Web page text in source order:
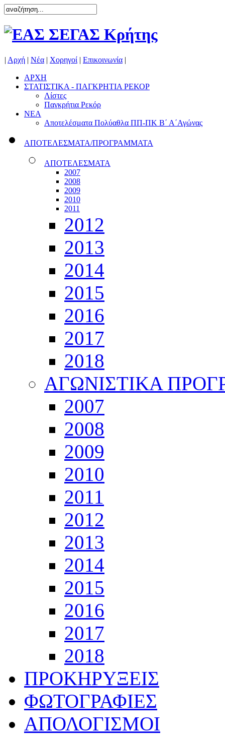
| Αρχή | Νέα | Χορηγοί | Επικοινωνία |
ΑΡΧΗ
ΣΤΑΤΙΣΤΙΚΑ - ΠΑΓΚΡΗΤΙΑ ΡΕΚΟΡ
Λίστες
Παγκρήτια Ρεκόρ
ΝΕΑ
Αποτελέσματα Πολύαθλα ΠΠ-ΠΚ Β΄ Α΄Αγώνας
ΑΠΟΤΕΛΕΣΜΑΤΑ/ΠΡΟΓΡΑΜΜΑΤΑ
ΑΠΟΤΕΛΕΣΜΑΤΑ
2007
2008
2009
2010
2011
2012
2013
2014
2015
2016
2017
2018
ΑΓΩΝΙΣΤΙΚΑ
2007
2008
2009
2010
2011
2012
2013
2014
2015
2016
2017
2018
ΠΡΟΚΗΡΥΞΕΙΣ
ΦΩΤΟΓΡΑΦΙΕΣ
ΑΠΟΛΟΓΙΣΜΟΙ